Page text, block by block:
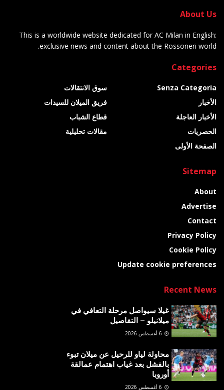
About Us
This is a worldwide website dedicated for AC Milan in English:
exclusive news and content about the Rossoneri world.
Categories
Senza Categoria
الأخبار
الأخبار العاجلة
الحصريات
الصفحة الأولى
سوق الانتقالات
فريق الميلان للسيدات
قطاع الشباب
مقالات تحليلية
Sitemap
About
Advertise
Contact
Privacy Policy
Cookie Policy
Update cookie preferences
Recent News
غيلا سيواصل مرحلة التعافي في
ميلانيلو – التفاصيل
محاولة لياو للرحيل عن ميلان تبوء
بالفشل بعد غياب اهتمام عمالقة
أوروبا